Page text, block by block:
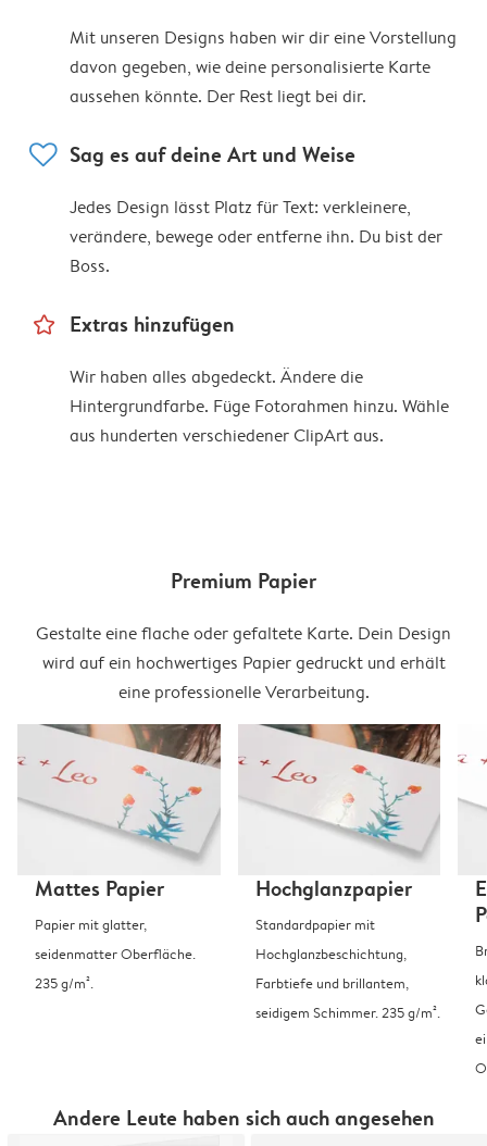
Mit unseren Designs haben wir dir eine Vorstellung
davon gegeben, wie deine personalisierte Karte
aussehen könnte. Der Rest liegt bei dir.
heart Sag es auf deine Art und Weise
Jedes Design lässt Platz für Text: verkleinere,
verändere, bewege oder entferne ihn. Du bist der
Boss.
star_outline Extras hinzufügen
Wir haben alles abgedeckt. Ändere die
Hintergrundfarbe. Füge Fotorahmen hinzu. Wähle
aus hunderten verschiedener ClipArt aus.
Premium Papier
Gestalte eine flache oder gefaltete Karte. Dein Design
wird auf ein hochwertiges Papier gedruckt und erhält
eine professionelle Verarbeitung.
Mattes Papier
Papier mit glatter,
seidenmatter Oberfläche.
235 g/m².
Hochglanzpapier
Standardpapier mit
Hochglanzbeschichtung,
Farbtiefe und brillantem,
seidigem Schimmer. 235 g/m².
Andere Leute haben sich auch angesehen